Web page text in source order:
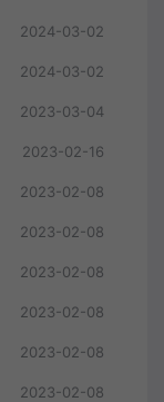
2024-03-02
2024-03-02
2023-03-04
2023-02-16
2023-02-08
2023-02-08
2023-02-08
2023-02-08
2023-02-08
2023-02-08